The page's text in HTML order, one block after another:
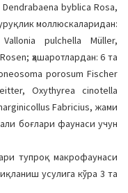
byblica Rosa,
моллюскаларидан:
pulchella Müller,
ҳашаротлардан: 6 та
porosum Fischer
Oxythyrea cinotella
Fabricius, жами
боғлари фаунаси учун
тупроқ макрофаунаси
усулига кўра 3 та